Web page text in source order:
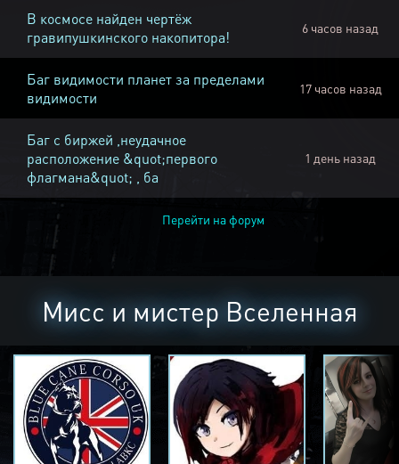
В космосе найден чертёж
гравипушкинского накопитора!
6 часов назад
Баг видимости планет за пределами
видимости
17 часов назад
Баг с биржей ,неудачное
расположение &quot;первого
флагмана&quot; , ба
1 день назад
Перейти на форум
Мисс и мистер Вселенная